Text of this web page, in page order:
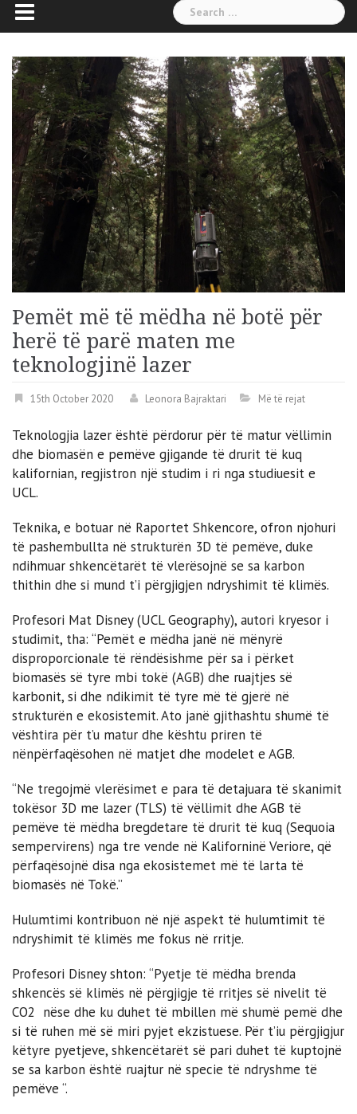
Search
for:
Pemët më të mëdha në botë për
herë të parë maten me
teknologjinë lazer
15th October 2020 Leonora Bajraktari Më të rejat
Teknologjia lazer është përdorur për të matur vëllimin
dhe biomasën e pemëve gjigande të drurit të kuq
kalifornian, regjistron një studim i ri nga studiuesit e
UCL.
Teknika, e botuar në Raportet Shkencore, ofron njohuri
të pashembullta në strukturën 3D të pemëve, duke
ndihmuar shkencëtarët të vlerësojnë se sa karbon
thithin dhe si mund t’i përgjigjen ndryshimit të klimës.
Profesori Mat Disney (UCL Geography), autori kryesor i
studimit, tha: “Pemët e mëdha janë në mënyrë
disproporcionale të rëndësishme për sa i përket
biomasës së tyre mbi tokë (AGB) dhe ruajtjes së
karbonit, si dhe ndikimit të tyre më të gjerë në
strukturën e ekosistemit. Ato janë gjithashtu shumë të
vështira për t’u matur dhe kështu priren të
nënpërfaqësohen në matjet dhe modelet e AGB.
“Ne tregojmë vlerësimet e para të detajuara të skanimit
tokësor 3D me lazer (TLS) të vëllimit dhe AGB të
pemëve të mëdha bregdetare të drurit të kuq (Sequoia
sempervirens) nga tre vende në Kaliforninë Veriore, që
përfaqësojnë disa nga ekosistemet më të larta të
biomasës në Tokë.”
Hulumtimi kontribuon në një aspekt të hulumtimit të
ndryshimit të klimës me fokus në rritje.
Profesori Disney shton: “Pyetje të mëdha brenda
shkencës së klimës në përgjigje të rritjes së nivelit të
CO2 nëse dhe ku duhet të mbillen më shumë pemë dhe
si të ruhen më së miri pyjet ekzistuese. Për t’iu përgjigjur
këtyre pyetjeve, shkencëtarët së pari duhet të kuptojnë
se sa karbon është ruajtur në specie të ndryshme të
pemëve “.